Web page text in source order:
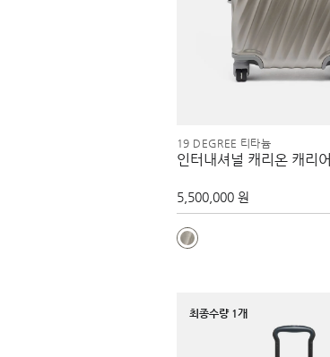
19 DEGREE 티타늄
인터내셔널 캐리온 캐리어
5,500,000 원
최종수량 1개